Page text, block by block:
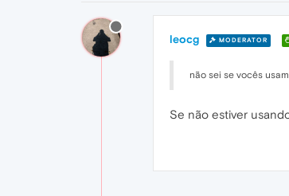
leocg MODERATOR
não sei se vocês
Se não estiver